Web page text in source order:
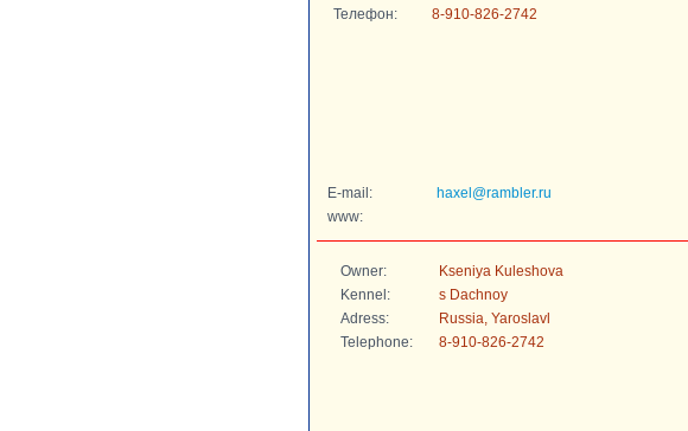
Телефон:
8-910-826-2742
E-mail:
haxel@rambler.ru
www:
Owner:
Kseniya Kuleshova
Kennel:
s Dachnoy
Adress:
Russia, Yaroslavl
Telephone:
8-910-826-2742